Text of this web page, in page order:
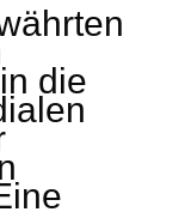
die